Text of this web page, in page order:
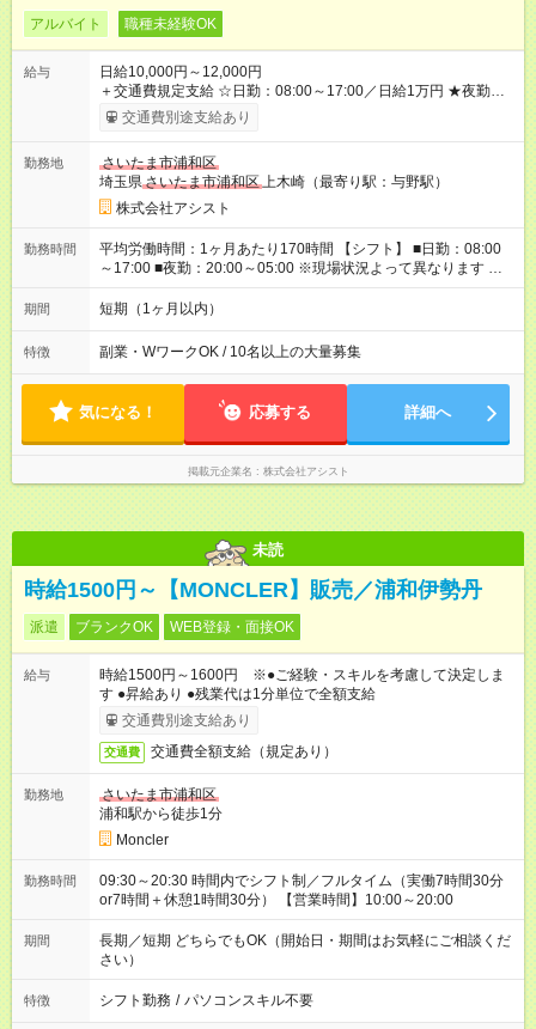
アルバイト 職種未経験OK
給与
日給10,000円～12,000円
＋交通費規定支給 ☆日勤：08:00～17:00／日給1万円 ★夜勤：
20:00～05:00／日給1万2000円 -:+:-:+:-:+:-:+:-:+:- 日勤＋夜勤で 1
日『2万2000円』も稼げる！ -:+:-:+:-:+:-:+:-:+:- ■選べる支払い方
べる！ 日払いは、当日に『現金全額』手渡しです♪ ■残業手当
別途支給 ■日給全額保障あり ┗予定時間より早く終わっても日給
は満額支給！ ■資格手当あり ┗施設警備2級など 【試用期間】
試用期間なし
交通費別途支給あり
勤務地
さいたま市浦和区
埼玉県さいたま市浦和区上木崎（最寄り駅：与野駅）
株式会社アシスト
勤務時間
平均労働時間：1ヶ月あたり170時間 【シフト】 ■日勤：08:00
～17:00 ■夜勤：20:00～05:00 ※現場状況よって異なります ※早
く終われば1現場4～8時間勤務もあり ☆週3～勤務OK！ ☆現場
が早く終わっても日給全額保証！ ☆ご希望の方は「日勤＋夜
日勤：08:00～17:00 ■夜勤：20:00～05:00 ※現場状況よって異
なります ※早く終われば1現場4～8時間勤務もあり ☆週3～勤務
OK！ ☆現場が早く終わっても日給全額保証！ ☆ご希望の方は
「日勤＋夜勤」も可能！
期間 短期（1ヶ月以内）
特徴 副業・WワークOK / 10名以上の大量募集
気になる！ 応募する 詳細へ
掲載元企業名 株式会社アシスト
未読
時給1500円～【MONCLER】販売／浦和伊勢丹
派遣 ブランクOK WEB登録・面接OK
給与
時給1500円～1600円 ※●ご経験・スキルを考慮して決定しま
す ●昇給あり ●残業代は1分単位で全額支給
交通費別途支給あり
交通費 交通費全額支給（規定あり）
勤務地
さいたま市浦和区
浦和駅から徒歩1分
Moncler
勤務時間
09:30～20:30 時間内でシフト制／フルタイム（実働7時間30分
or7時間＋休憩1時間30分） 【営業時間】10:00～20:00
期間
長期／短期 どちらでもOK（開始日・期間はお気軽にご相談くだ
さい）
特徴 シフト勤務 / パソコンスキル不要